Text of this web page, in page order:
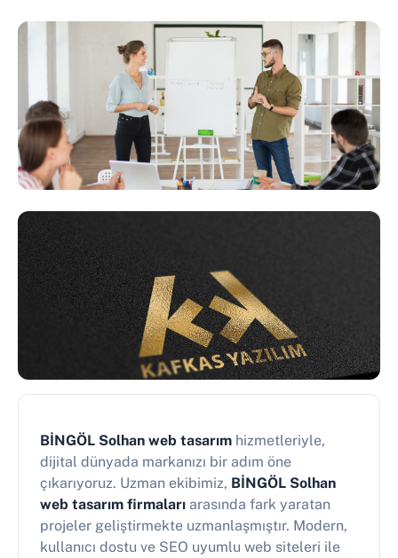
BİNGÖL Solhan web tasarım hizmetleriyle,
dijital dünyada markanızı bir adım öne
çıkarıyoruz. Uzman ekibimiz, BİNGÖL Solhan
web tasarım firmaları arasında fark yaratan
projeler geliştirmekte uzmanlaşmıştır. Modern,
kullanıcı dostu ve SEO uyumlu web siteleri ile